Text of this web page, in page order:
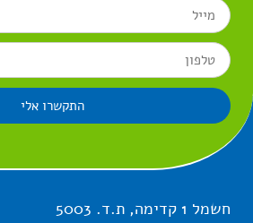
התקשרו אלי
חשמל 1 קדימה, ת.ד. 5003